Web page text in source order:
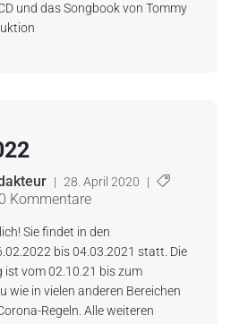
und das Songbook von Tommy
| 28. April 2020 |
0 Kommentare
Sie findet in den
bis 04.03.2021 statt. Die
ist vom 02.10.21 bis zum
wie in vielen anderen Bereichen
Regeln. Alle weiteren